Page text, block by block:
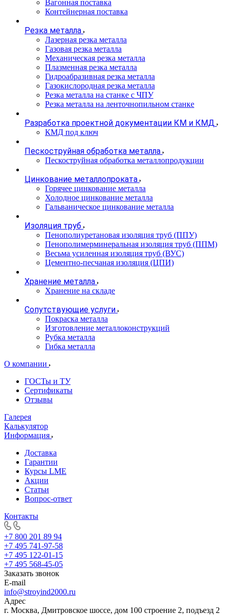
Вагонная поставка
Контейнерная поставка
Резка металла
Лазерная резка металла
Газовая резка металла
Механическая резка металла
Плазменная резка металла
Гидроабразивная резка металла
Газокислородная резка металла
Резка металла на станке с ЧПУ
Резка металла на ленточнопильном станке
Разработка проектной документации КМ и КМД
КМД под ключ
Пескоструйная обработка металла
Пескоструйная обработка металлопродукции
Цинкование металлопроката
Горячее цинкование металла
Холодное цинкование металла
Гальваническое цинкование металла
Изоляция труб
Пенополиуретановая изоляция труб (ППУ)
Пенополимерминеральная изоляция труб (ППМ)
Весьма усиленная изоляция труб (ВУС)
Цементно-песчаная изоляция (ЦПИ)
Хранение металла
Хранение на складе
Сопутствующие услуги
Покраска металла
Изготовление металлоконструкций
Рубка металла
Гибка металла
О компании
ГОСТы и ТУ
Сертификаты
Отзывы
Галерея
Калькулятор
Информация
Доставка
Гарантии
Курсы LME
Акции
Статьи
Вопрос-ответ
Контакты
+7 800 201 89 94
+7 495 741-97-58
+7 495 122-01-15
+7 495 568-45-05
Заказать звонок
E-mail
info@stroyind2000.ru
Адрес
г. Москва, Дмитровское шоссе, дом 100 строение 2, подъезд 2